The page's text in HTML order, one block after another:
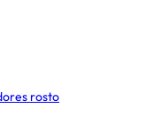
rosto